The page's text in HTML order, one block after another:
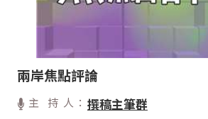
兩岸焦點評論
主 持 人： 撰稿主筆群